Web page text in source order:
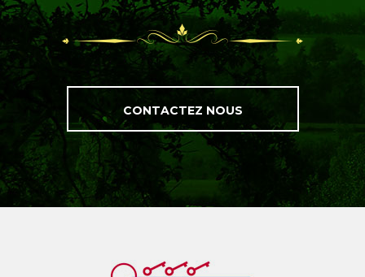
CONTACTEZ NOUS